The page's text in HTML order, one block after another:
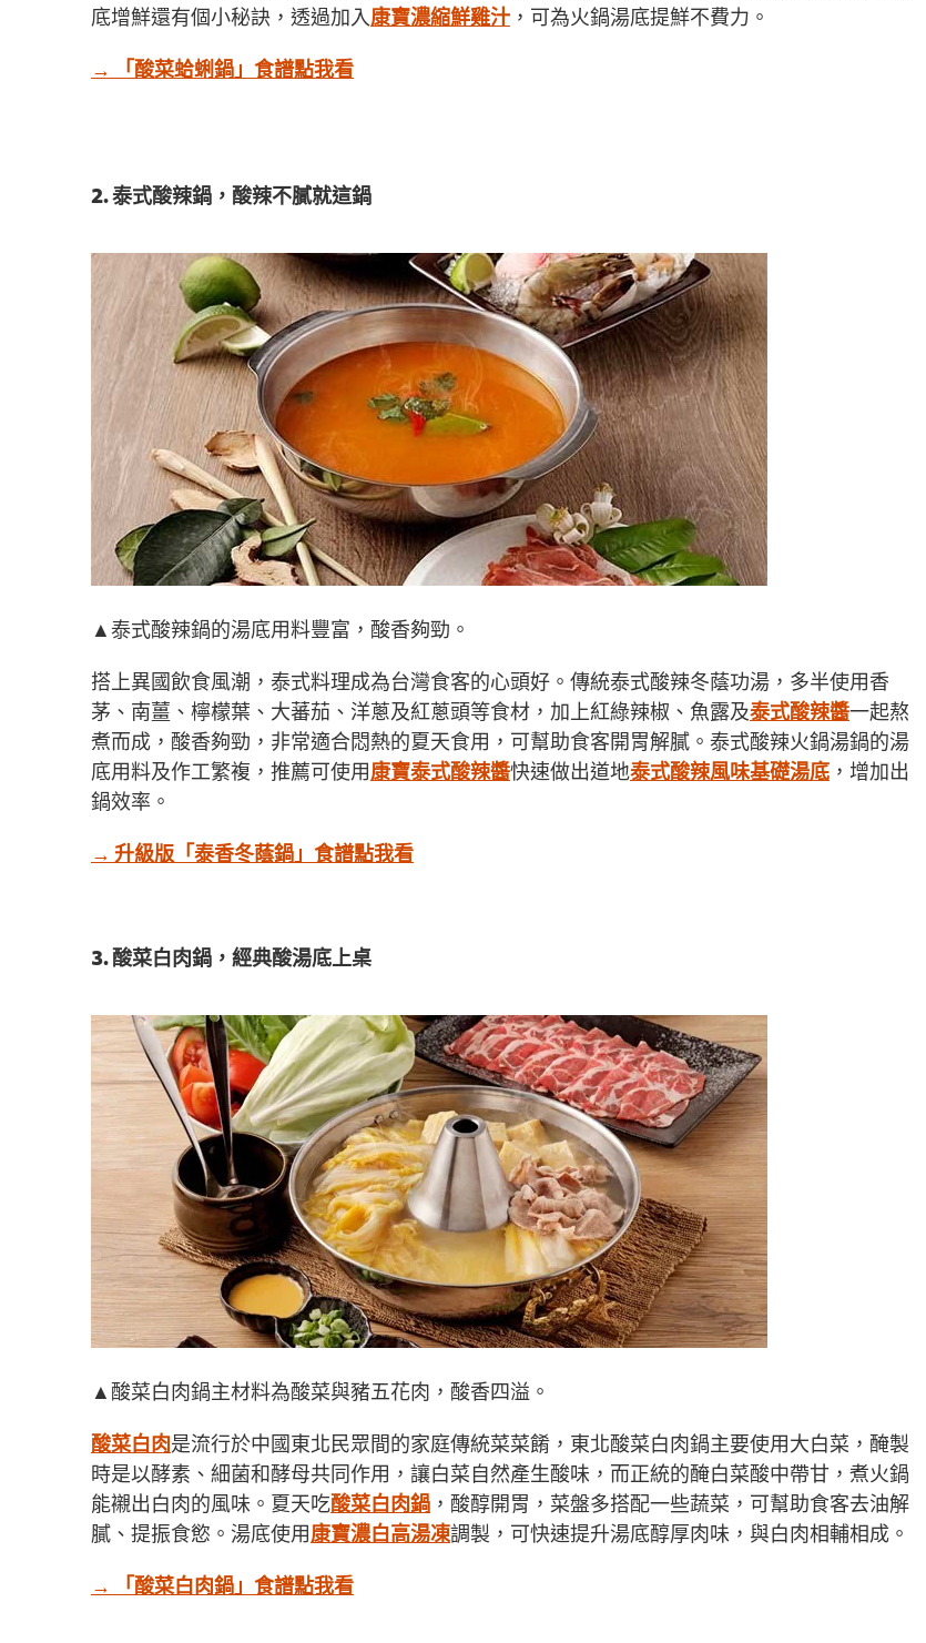
底增鮮還有個小秘訣，透過加入 康寶濃縮鮮雞汁 ，可為火鍋湯底提鮮不費力。
→ 「酸菜蛤蜊鍋」食譜點我看
2. 泰式酸辣鍋，酸辣不膩就這鍋
▲泰式酸辣鍋的湯底用料豐富，酸香夠勁。
搭上異國飲食風潮，泰式料理成為台灣食客的心頭好。傳統泰式酸辣冬蔭功湯，多半使用香
茅、南薑、檸檬葉、大蕃茄、洋蔥及紅蔥頭等食材，加上紅綠辣椒、魚露及泰式酸辣醬一起熬
煮而成，酸香夠勁，非常適合悶熱的夏天食用，可幫助食客開胃解膩。泰式酸辣火鍋湯鍋的湯
底用料及作工繁複，推薦可使用康寶泰式酸辣醬快速做出道地泰式酸辣風味基礎湯底 ，增加出
鍋效率。
→ 升級版「泰香冬蔭鍋」食譜點我看
3. 酸菜白肉鍋，經典酸湯底上桌
▲酸菜白肉鍋主材料為酸菜與豬五花肉，酸香四溢。
酸菜白肉是流行於中國東北民眾間的家庭傳統菜菜餚，東北酸菜白肉鍋主要使用大白菜，醃製
時是以酵素、細菌和酵母共同作用，讓白菜自然產生酸味，而正統的醃白菜酸中帶甘，煮火鍋
能襯出白肉的風味。夏天吃酸菜白肉鍋 ，酸醇開胃，菜盤多搭配一些蔬菜，可幫助食客去油解
膩、提振食慾。湯底使用康寶濃白高湯凍調製，可快速提升湯底醇厚肉味，與白肉相輔相成。
→ 「酸菜白肉鍋」食譜點我看